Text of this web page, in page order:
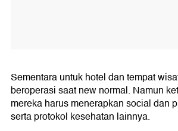
Sementara untuk hotel dan tempat
beroperasi saat new normal. Namun
mereka harus menerapkan social dan
serta protokol kesehatan lainnya.